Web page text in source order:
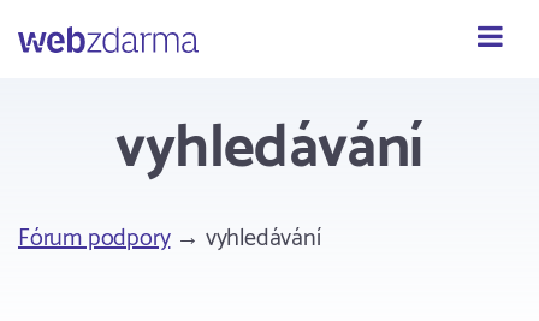
Webzdarma
vyhledávání
Fórum podpory→ vyhledávání